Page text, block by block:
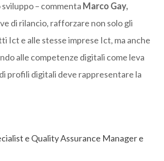
– commenta Marco Gay,
di rilancio, rafforzare non solo gli
Ict e alle stesse imprese Ict, ma anche
alle competenze digitali come leva
profili digitali deve rappresentare la
e Quality Assurance Manager e